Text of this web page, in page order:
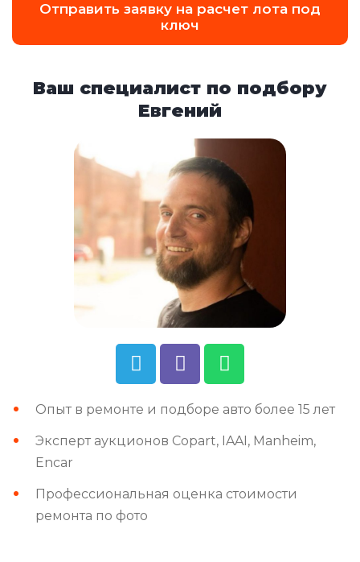
Отправить заявку на расчет лота под
ключ
Ваш специалист по подбору
Евгений
Опыт в ремонте и подборе авто более 15 лет
Эксперт аукционов Copart, IAAI, Manheim,
Encar
Профессиональная оценка стоимости
ремонта по фото